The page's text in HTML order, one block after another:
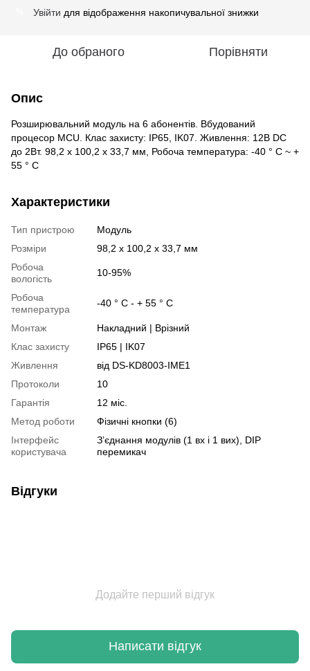
Увійти для відображення накопичувальної знижки
До обраного Порівняти
Опис
Розширювальний модуль на 6 абонентів. Вбудований
процесор MCU. Клас захисту: IP65, IK07. Живлення: 12В DC
до 2Вт. 98,2 х 100,2 х 33,7 мм, Робоча температура: -40 ° C ~ +
55 ° C
Характеристики
Тип пристрою
Модуль
Розміри
98,2 х 100,2 х 33,7 мм
Робоча
вологість
10-95%
Робоча
температура
-40 ° С - + 55 ° С
Монтаж
Накладний | Врізний
Клас захисту
IP65 | IK07
Живлення
від DS-KD8003-IME1
Протоколи
10
Гарантія
12 міс.
Метод роботи
Фізичні кнопки (6)
Інтерфейс
користувача
З’єднання модулів (1 вх і 1 вих), DIP
перемикач
Відгуки
Додайте перший відгук
Написати відгук